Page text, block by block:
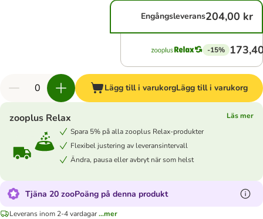
Engångsleverans204,00 kr
-15%
Lägg till i varukorgLägg till i varukorg
zooplus Relax
Läs mer
Spara 5% på alla zooplus Relax-produkter
Flexibel justering av leveransintervall
Ändra, pausa eller avbryt när som helst
Tjäna 20 zooPoäng på denna produkt
Leverans inom 2-4 vardagar...mer